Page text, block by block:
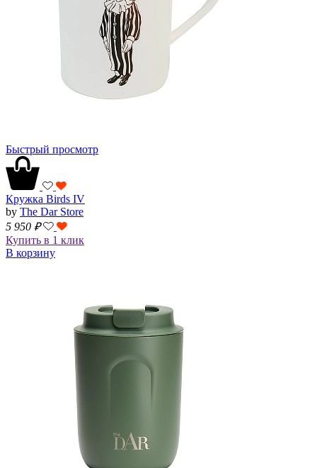
Быстрый просмотр
Кружка Birds IV
by The Dar Store
5 950 ₽
Купить в 1 клик
В корзину